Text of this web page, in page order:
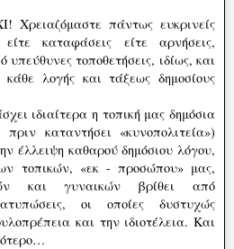
Χρειαζόμαστε πάντως ευκρινείς
καταφάσεις είτε αρνήσεις,
τοποθετήσεις, ιδίως, και
λογής και τάξεως δημοσίους
ιδιαίτερα η τοπική μας δημόσια
καταντήσει «κυνοπολιτεία»)
έλλειψη καθαρού δημόσιου λόγου,
τοπικών, «εκ - προσώπου» μας,
και γυναικών βρίθει από
οι οποίες δυστυχώς
και την ιδιοτέλεια. Και